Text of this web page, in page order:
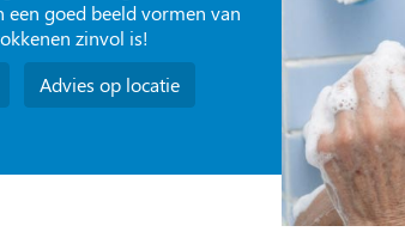
een goed beeld vormen van
zinvol is!
Advies op locatie